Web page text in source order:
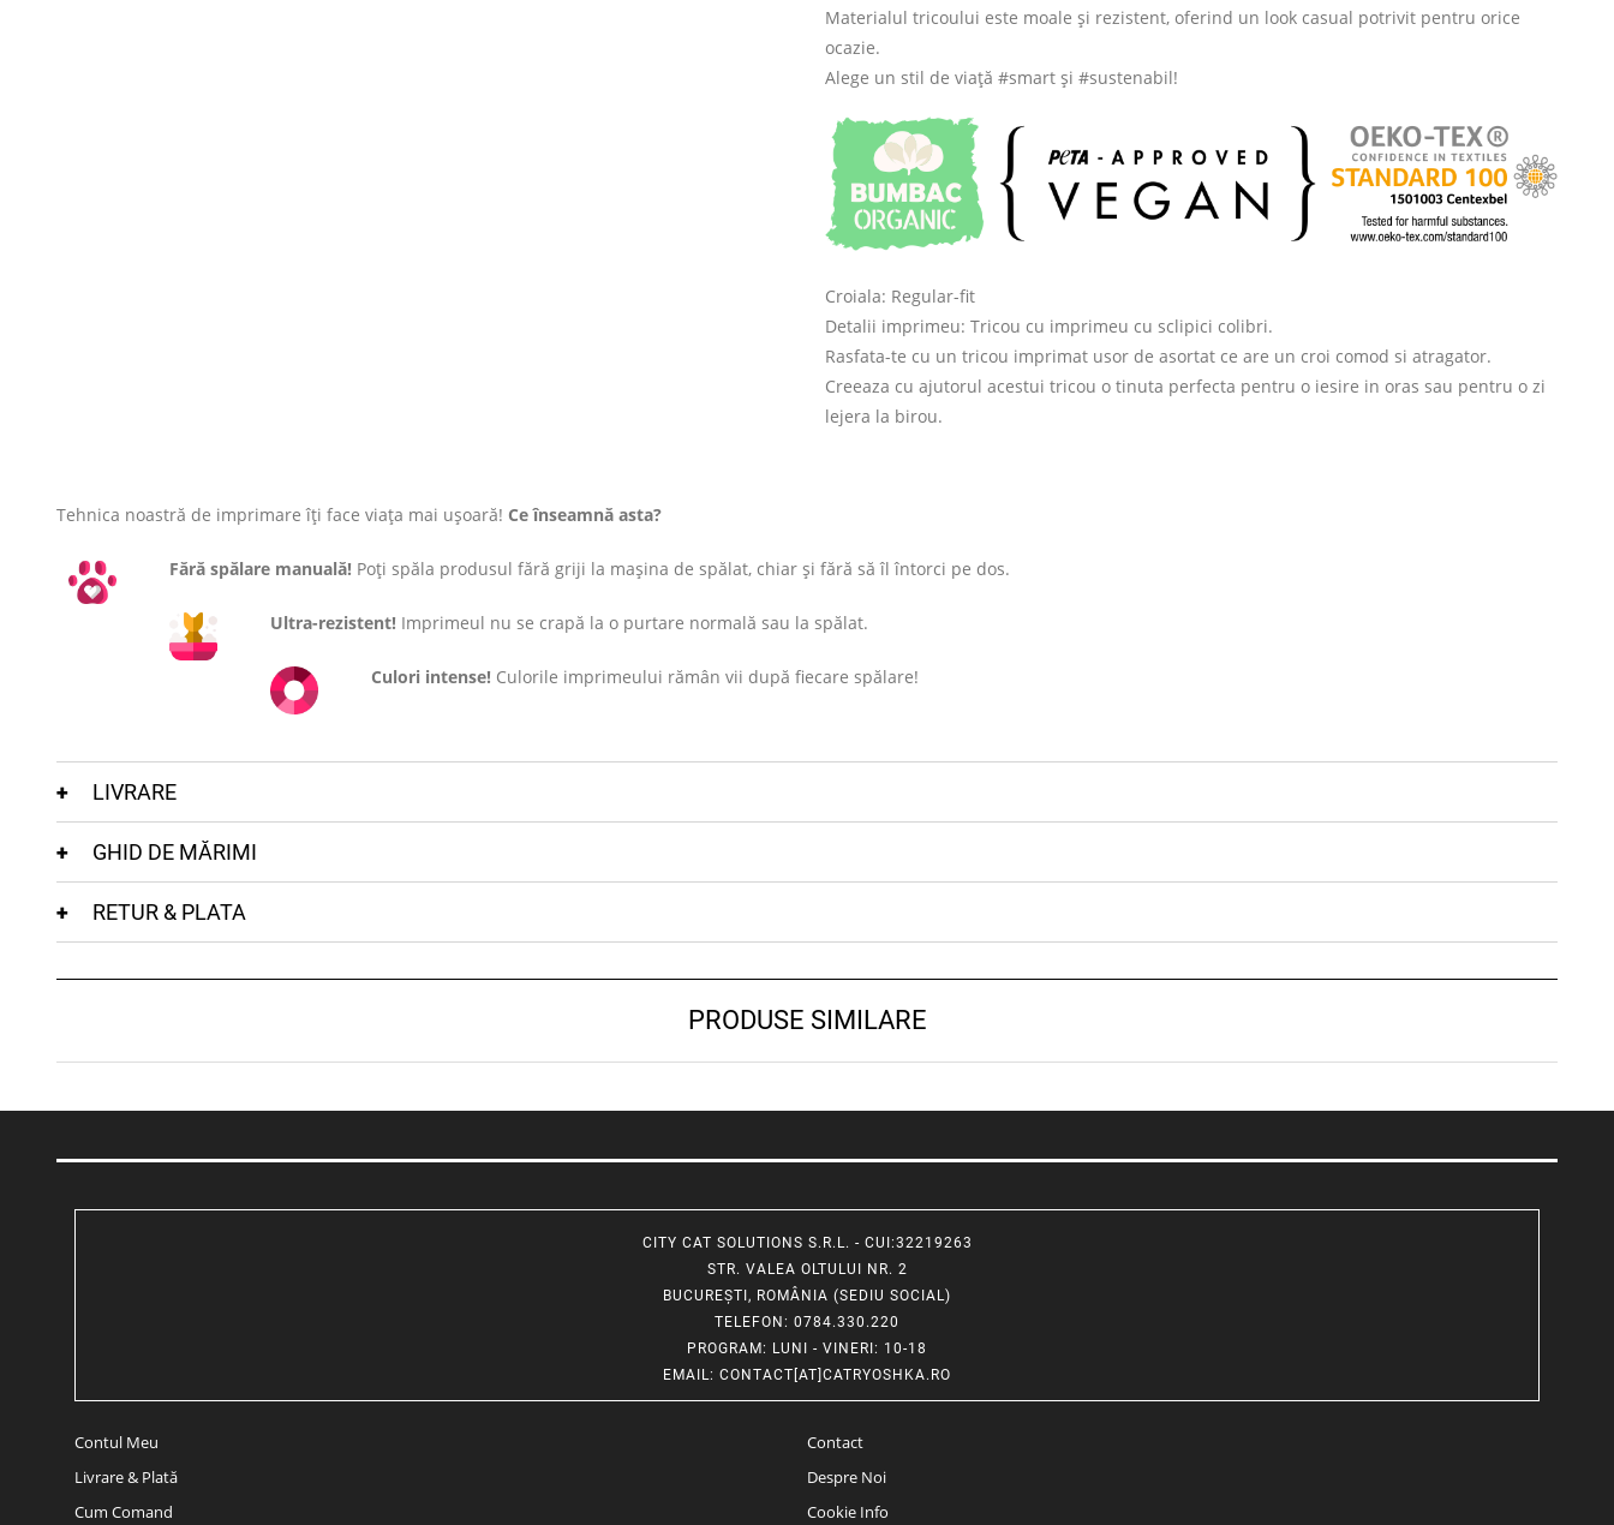
Materialul tricoului este moale și rezistent, oferind un look casual potrivit pentru orice
ocazie.
Alege un stil de viață #smart și #sustenabil!
Croiala: Regular-fit
Detalii imprimeu: Tricou cu imprimeu cu sclipici colibri.
Rasfata-te cu un tricou imprimat usor de asortat ce are un croi comod si atragator.
Creeaza cu ajutorul acestui tricou o tinuta perfecta pentru o iesire in oras sau pentru o zi
lejera la birou.
Tehnica noastră de imprimare îți face viața mai ușoară! Ce înseamnă asta?
Fără spălare manuală! Poți spăla produsul fără griji la mașina de spălat, chiar și fără să îl întorci pe dos.
Ultra-rezistent! Imprimeul nu se crapă la o purtare normală sau la spălat.
Culori intense! Culorile imprimeului rămân vii după fiecare spălare!
LIVRARE
GHID DE MĂRIMI
RETUR & PLATA
PRODUSE SIMILARE
CITY CAT SOLUTIONS S.R.L. - CUI:32219263
STR. VALEA OLTULUI NR. 2
BUCUREȘTI, ROMÂNIA (SEDIU SOCIAL)
TELEFON: 0784.330.220
PROGRAM: LUNI - VINERI: 10-18
EMAIL: CONTACT[AT]CATRYOSHKA.RO
Contul Meu
Livrare & Plată
Cum Comand
Contact
Despre Noi
Cookie Info